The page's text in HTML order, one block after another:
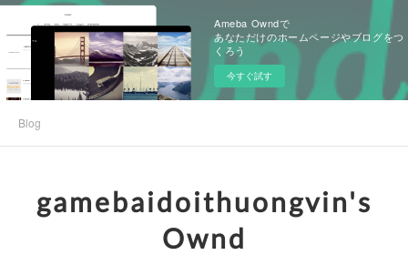
Ameba Owndで
あなただけのホームページやブログをつ
くろう
今すぐ試す
Blog
gamebaidoithuongvin's
Ownd